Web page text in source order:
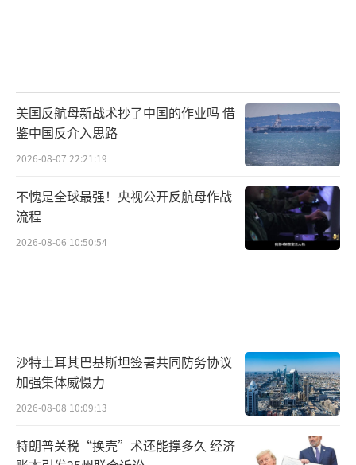
美国反航母新战术抄了中国的作业吗 借
鉴中国反介入思路
2026-08-07 22:21:19
不愧是全球最强！央视公开反航母作战
流程
2026-08-06 10:50:54
沙特土耳其巴基斯坦签署共同防务协议
加强集体威慑力
2026-08-08 10:09:13
特朗普关税“换壳”术还能撑多久 经济